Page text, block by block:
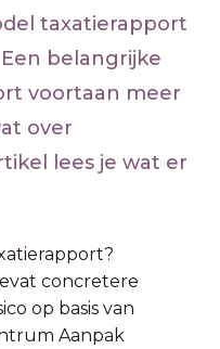
taxatierapport
belangrijke
voortaan meer
over
lees je wat er
concretere
op basis van
Aanpak